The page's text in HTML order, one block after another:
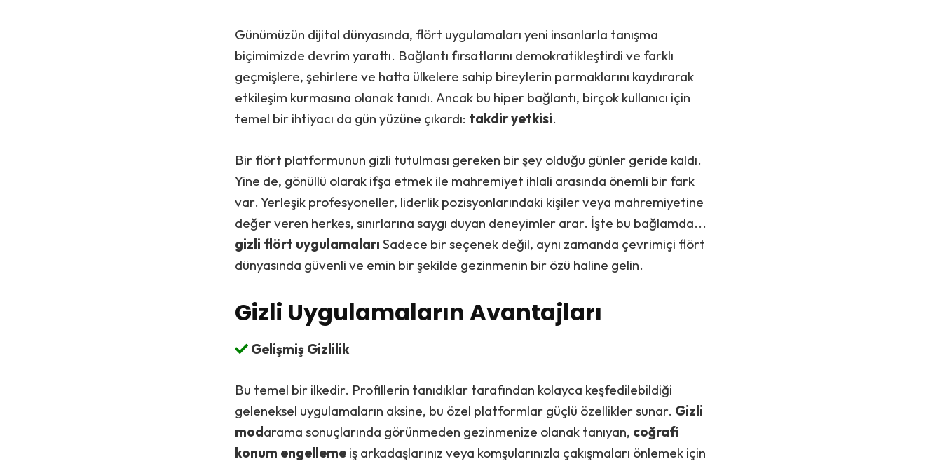
Günümüzün dijital dünyasında, flört uygulamaları yeni insanlarla tanışma
biçimimizde devrim yarattı. Bağlantı fırsatlarını demokratikleştirdi ve farklı
geçmişlere, şehirlere ve hatta ülkelere sahip bireylerin parmaklarını kaydırarak
etkileşim kurmasına olanak tanıdı. Ancak bu hiper bağlantı, birçok kullanıcı için
temel bir ihtiyacı da gün yüzüne çıkardı: takdir yetkisi.
Bir flört platformunun gizli tutulması gereken bir şey olduğu günler geride kaldı.
Yine de, gönüllü olarak ifşa etmek ile mahremiyet ihlali arasında önemli bir fark
var. Yerleşik profesyoneller, liderlik pozisyonlarındaki kişiler veya mahremiyetine
değer veren herkes, sınırlarına saygı duyan deneyimler arar. İşte bu bağlamda...
gizli flört uygulamaları Sadece bir seçenek değil, aynı zamanda çevrimiçi flört
dünyasında güvenli ve emin bir şekilde gezinmenin bir özü haline gelin.
Gizli Uygulamaların Avantajları
Gelişmiş Gizlilik
Bu temel bir ilkedir. Profillerin tanıdıklar tarafından kolayca keşfedilebildiği
geleneksel uygulamaların aksine, bu özel platformlar güçlü özellikler sunar. Gizli
modarama sonuçlarında görünmeden gezinmenize olanak tanıyan, coğrafi
konum engelleme iş arkadaşlarınız veya komşularınızla çakışmaları önlemek için